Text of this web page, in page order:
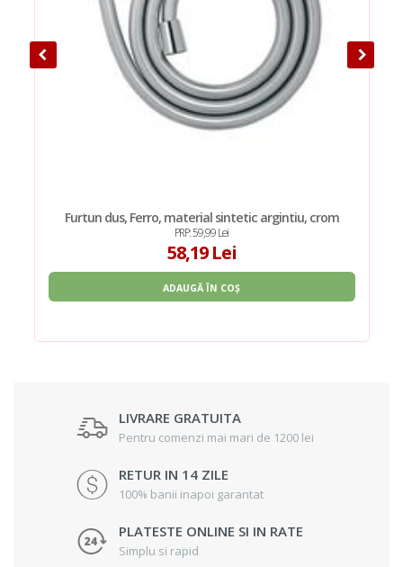
Furtun dus, Ferro, material sintetic argintiu, crom
PRP: 59,99 Lei
58,19 Lei
ADAUGĂ ÎN COȘ
LIVRARE GRATUITA
Pentru comenzi mai mari de 1200 lei
RETUR IN 14 ZILE
100% banii inapoi garantat
PLATESTE ONLINE SI IN RATE
Simplu si rapid